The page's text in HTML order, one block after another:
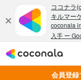
会員登録